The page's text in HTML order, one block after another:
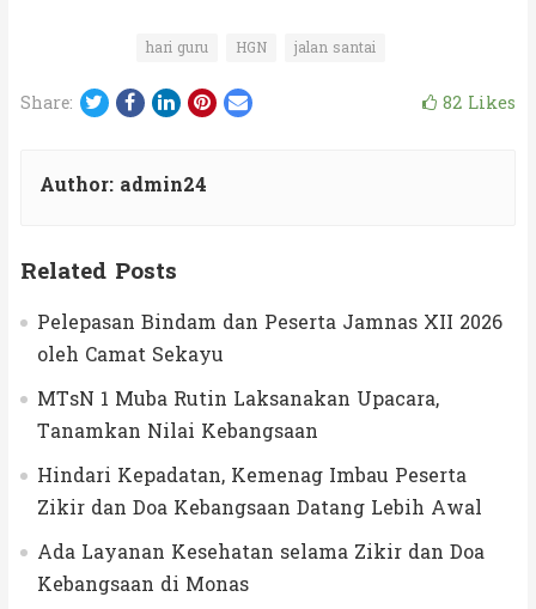
hari guru HGN jalan santai
Share: Twitter
Facebook
LinkedIn
Pinterest
Email 82 Likes
Author: admin24
Related Posts
Pelepasan Bindam dan Peserta Jamnas XII 2026
oleh Camat Sekayu
MTsN 1 Muba Rutin Laksanakan Upacara,
Tanamkan Nilai Kebangsaan
Hindari Kepadatan, Kemenag Imbau Peserta
Zikir dan Doa Kebangsaan Datang Lebih Awal
Ada Layanan Kesehatan selama Zikir dan Doa
Kebangsaan di Monas